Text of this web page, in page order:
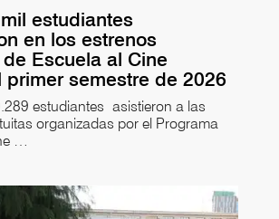
estudiantes
en los estrenos
Escuela al Cine
primer semestre de 2026
estudiantes asistieron a las
organizadas por el Programa
…